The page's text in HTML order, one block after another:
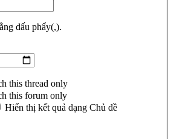
dấu phẩy(,).
this thread only
this forum only
Hiển thị kết quả dạng Chủ đề